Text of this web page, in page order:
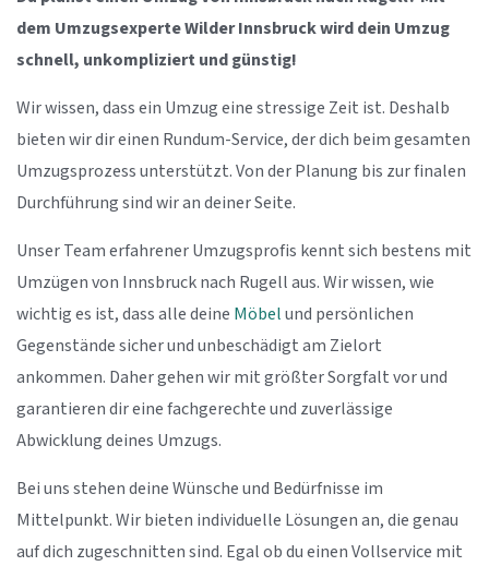
dem Umzugsexperte Wilder Innsbruck wird dein Umzug
schnell, unkompliziert und günstig!
Wir wissen, dass ein Umzug eine stressige Zeit ist. Deshalb
bieten wir dir einen Rundum-Service, der dich beim gesamten
Umzugsprozess unterstützt. Von der Planung bis zur finalen
Durchführung sind wir an deiner Seite.
Unser Team erfahrener Umzugsprofis kennt sich bestens mit
Umzügen von Innsbruck nach Rugell aus. Wir wissen, wie
wichtig es ist, dass alle deine Möbelund persönlichen
Gegenstände sicher und unbeschädigt am Zielort
ankommen. Daher gehen wir mit größter Sorgfalt vor und
garantieren dir eine fachgerechte und zuverlässige
Abwicklung deines Umzugs.
Bei uns stehen deine Wünsche und Bedürfnisse im
Mittelpunkt. Wir bieten individuelle Lösungen an, die genau
auf dich zugeschnitten sind. Egal ob du einen Vollservice mit